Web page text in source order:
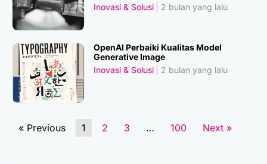
Inovasi & Solusi
2 bulan yang lalu
OpenAI Perbaiki Kualitas Model
Generative Image
Inovasi & Solusi
2 bulan yang lalu
« Previous 1 2 3 … 100 Next »